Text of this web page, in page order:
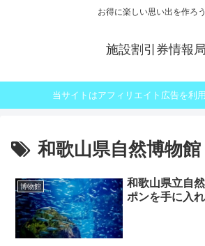
お得に楽しい思い出を作ろう
施設割引券情報局
当サイトはアフィリエイト広告を利
和歌山県自然博物館
博物館
和歌山県立自
ポンを手に入